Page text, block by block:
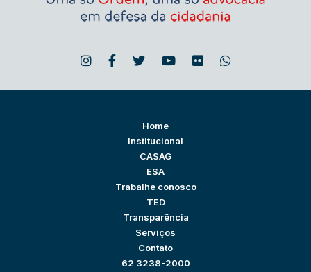
Home
Institucional
CASAG
ESA
Trabalhe conosco
TED
Transparência
Serviços
Contato
62 3238-2000